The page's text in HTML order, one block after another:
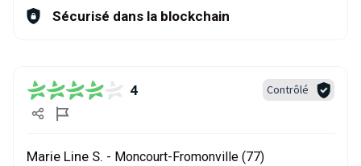
Sécurisé dans la blockchain
4 Contrôlé
Marie Line S. - Moncourt-Fromonville (77)